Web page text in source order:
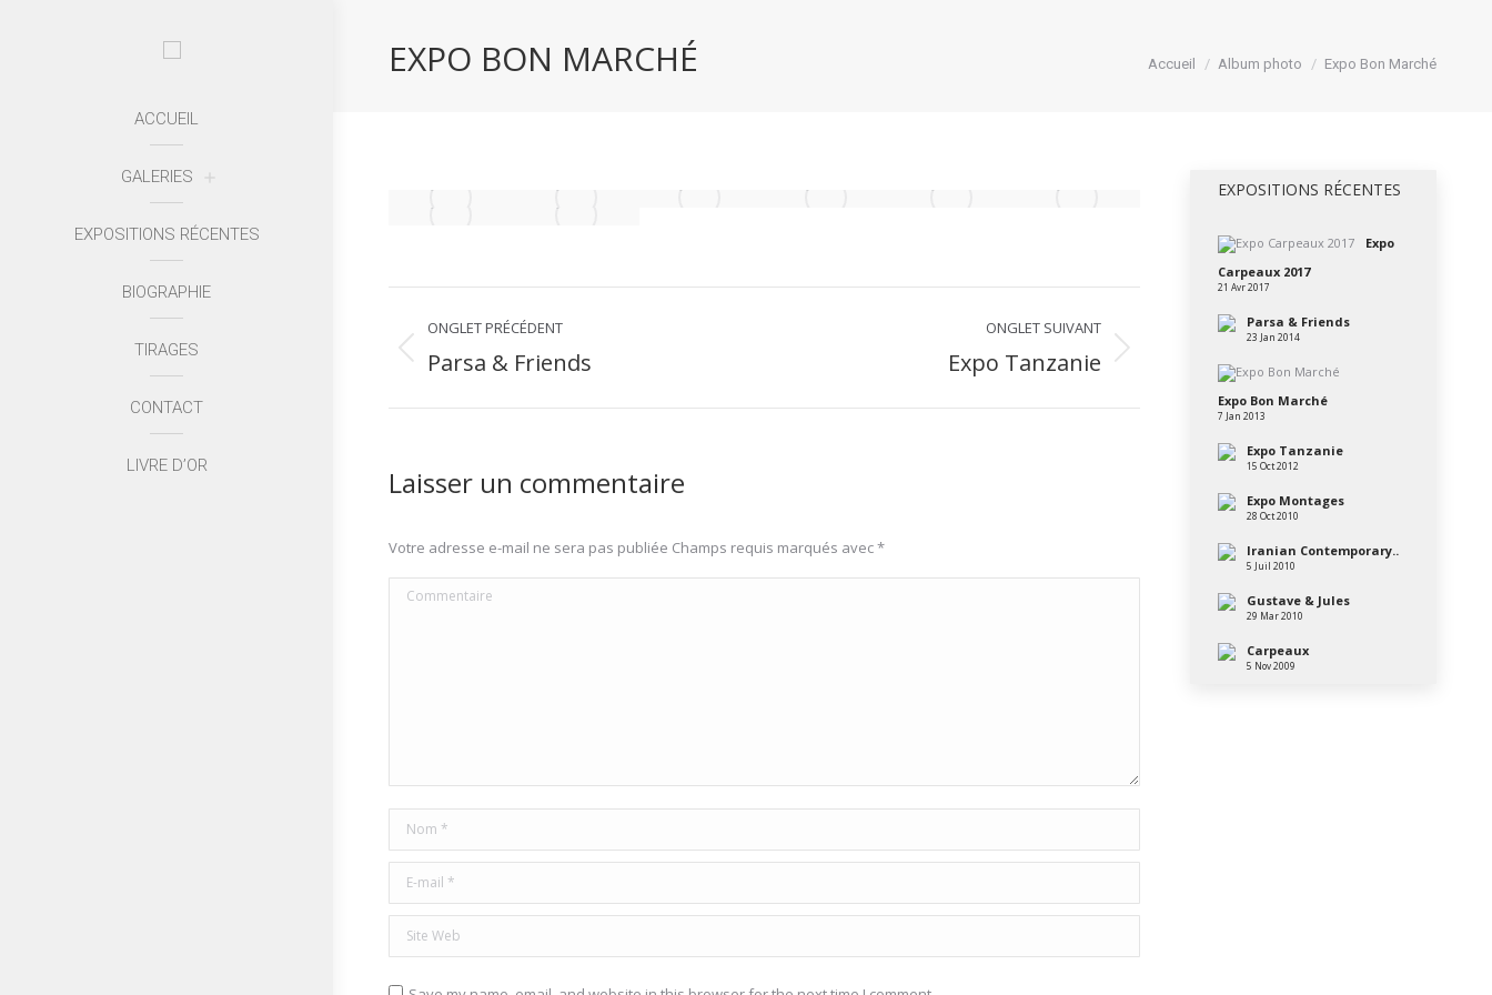
ACCUEIL
GALERIES
EXPOSITIONS RÉCENTES
BIOGRAPHIE
TIRAGES
CONTACT
LIVRE D’OR
EXPO BON MARCHÉ Vous êtes ici :
Accueil Album photo Expo Bon Marché
de
commentaire
ONGLET PRÉCÉDENT
Onglet
Parsa & Friends
ONGLET SUIVANT
Expo Tanzanie
Laisser un commentaire
Votre adresse e-mail ne sera pas publiée Champs requis marqués avec*
Commentaire
Nom *
E-mail *
Site Web
EXPOSITIONS RÉCENTES
Expo
Carpeaux 2017
21 Avr 2017
Parsa & Friends
23 Jan 2014
Expo Bon Marché
7 Jan 2013
Expo Tanzanie
15 Oct 2012
Expo Montages
28 Oct 2010
Iranian Contemporary..
5 Juil 2010
Gustave & Jules
29 Mar 2010
Carpeaux
5 Nov 2009